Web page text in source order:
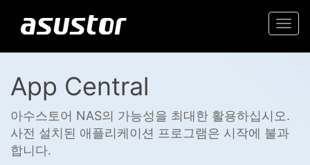
App Central
아수스토어 NAS의 가능성을 최대한 활용하십시오.
사전 설치된 애플리케이션 프로그램은 시작에 불과
합니다.